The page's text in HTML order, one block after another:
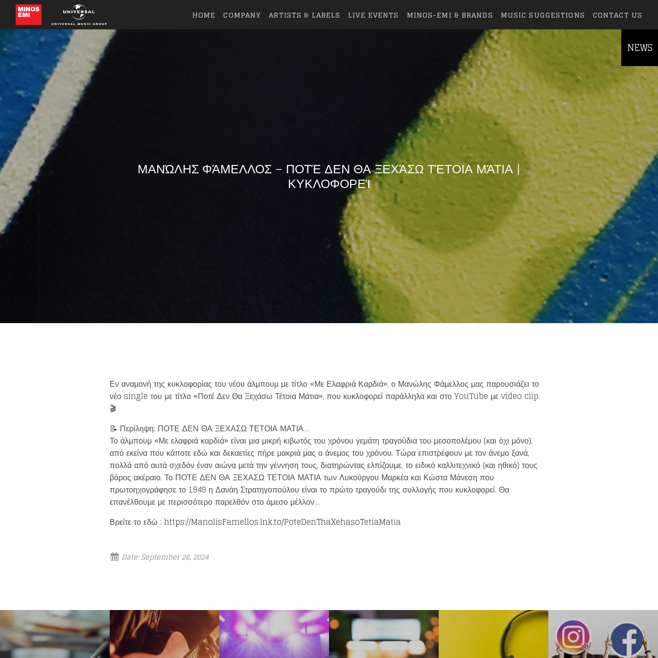
HOME COMPANY ARTISTS & LABELS LIVE EVENTS MINOS-EMI & BRANDS MUSIC SUGGESTIONS CONTACT US
ΜΑΝΏΛΗΣ ΦΆΜΕΛΛΟΣ – ΠΟΤΈ ΔΕΝ ΘΑ ΞΕΧΆΣΩ ΤΈΤΟΙΑ ΜΆΤΙΑ |
ΚΥΚΛΟΦΟΡΕΊ
Εν αναμονή της κυκλοφορίας του νέου άλμπουμ με τίτλο «Με Ελαφριά Καρδιά», ο Μανώλης Φάμελλος μας παρουσιάζει το
νέο single του με τίτλο «Ποτέ Δεν Θα Ξεχάσω Τέτοια Μάτια», που κυκλοφορεί παράλληλα και στο YouTube με video clip.
🎬
📝 Περίληψη: ΠΟΤΕ ΔΕΝ ΘΑ ΞΕΧΑΣΩ ΤΕΤΟΙΑ ΜΑΤΙΑ…
Το άλμπουμ «Με ελαφριά καρδιά» είναι μια μικρή κιβωτός του χρόνου γεμάτη τραγούδια του μεσοπολέμου (και όχι μόνο),
από εκείνα που κάποτε εδώ και δεκαετίες πήρε μακριά μας ο άνεμος του χρόνου. Τώρα επιστρέφουν με τον άνεμο ξανά,
πολλά από αυτά σχεδόν έναν αιώνα μετά την γέννηση τους, διατηρώντας ελπίζουμε, το ειδικό καλλιτεχνικό (και ηθικό) τους
βάρος ακέραιο. Το ΠΟΤΕ ΔΕΝ ΘΑ ΞΕΧΑΣΩ ΤΕΤΟΙΑ ΜΑΤΙΑ των Λυκούργου Μαρκέα και Κώστα Μάνεση που
πρωτοηχογράφησε το 1949 η Δανάη Στρατηγοπούλου είναι το πρώτο τραγούδι της συλλογής που κυκλοφορεί. Θα
επανέλθουμε με περισσότερο παρελθόν στο άμεσο μέλλον…
Βρείτε το εδώ : https://ManolisFamellos.lnk.to/PoteDenThaXehasoTetiaMatia
Date:September 26, 2024
NEWS
Get news from your favorite artists before everyone else.